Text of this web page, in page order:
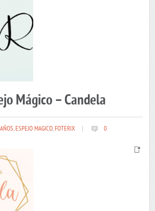
Mágico – Candela
,ESPEJO MAGICO,FOTERIX 0